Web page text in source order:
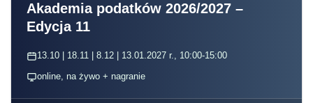
Akademia podatków 2026/2027 –
Edycja 11
13.10 | 18.11 | 8.12 | 13.01.2027 r., 10:00-15:00
online, na żywo + nagranie